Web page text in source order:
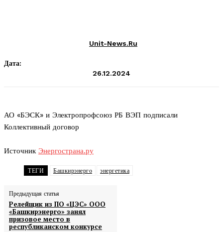
Unit-News.ru
Дата:
26.12.2024
АО «БЭСК» и Электропрофсоюз РБ ВЭП подписали
Коллективный договор
Источник Энергострана.ру
ТЕГИ Башкирэнерго энергетика
Предыдущая статья
Релейщик из ПО «ЦЭС» ООО
«Башкирэнерго» занял
призовое место в
республиканском конкурсе